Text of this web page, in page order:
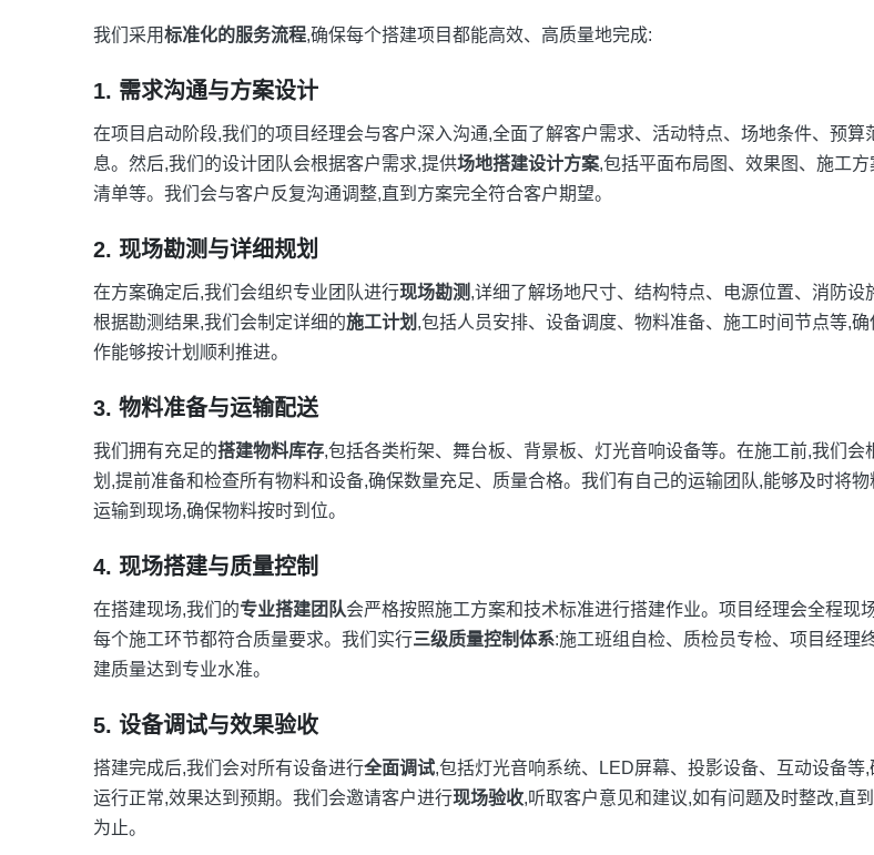
我们采用标准化的服务流程,确保每个搭建项目都能高效、高质量地完成:
1. 需求沟通与方案设计
在项目启动阶段,我们的项目经理会与客户深入沟通,全面了解客户需求、活动特点、场地条件、预算
息。然后,我们的设计团队会根据客户需求,提供场地搭建设计方案,包括平面布局图、效果图、施工
清单等。我们会与客户反复沟通调整,直到方案完全符合客户期望。
2. 现场勘测与详细规划
在方案确定后,我们会组织专业团队进行现场勘测,详细了解场地尺寸、结构特点、电源位置、消防设
根据勘测结果,我们会制定详细的施工计划 ,包括人员安排、设备调度、物料准备、施工时间节点等,确
作能够按计划顺利推进。
3. 物料准备与运输配送
我们拥有充足的搭建物料库存,包括各类桁架、舞台板、背景板、灯光音响设备等。在施工前,我们会
划,提前准备和检查所有物料和设备,确保数量充足、质量合格。我们有自己的运输团队,能够及时将
运输到现场,确保物料按时到位。
4. 现场搭建与质量控制
在搭建现场,我们的专业搭建团队会严格按照施工方案和技术标准进行搭建作业。项目经理会全程现
每个施工环节都符合质量要求。我们实行三级质量控制体系:施工班组自检、质检员专检、项目经理
建质量达到专业水准。
5. 设备调试与效果验收
搭建完成后,我们会对所有设备进行全面调试,包括灯光音响系统、LED屏幕、投影设备、互动设备等
运行正常,效果达到预期。我们会邀请客户进行现场验收,听取客户意见和建议,如有问题及时整改,直
为止。